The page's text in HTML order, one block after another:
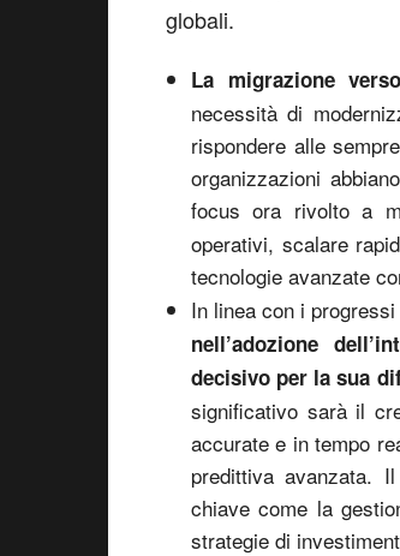
globali.
La migrazione
necessità di
rispondere alle
organizzazioni
focus ora rivolto a
operativi, scalare
tecnologie avanzate
In linea con i
nell’adozione
decisivo per la sua
significativo sarà il
accurate e in tempo
predittiva avanzata.
chiave come la
strategie di